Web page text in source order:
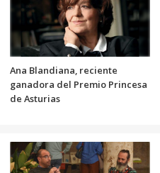
Ana Blandiana, reciente
ganadora del Premio Princesa
de Asturias